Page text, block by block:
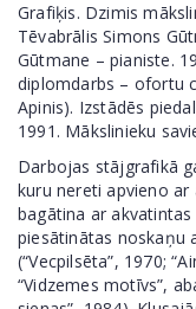
Grafiķis. Dzimis
Tēvabrālis Simons
Gūtmane – pianiste.
diplomdarbs – ofortu
Apinis). Izstādēs
1991. Mākslinieku
Darbojas stājgrafikā
kuru nereti apvieno
bagātina ar
piesātinātas noskaņu
(“Vecpilsēta”, 1970;
“Vidzemes motīvs”,